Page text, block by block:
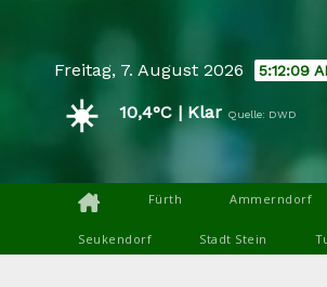
contentFreitag, 7. August 2026 5:12:11 AM
☀️ 10,4°C | Klar Quelle: DWD
Fürth Ammerndorf
Seukendorf Stadt Stein